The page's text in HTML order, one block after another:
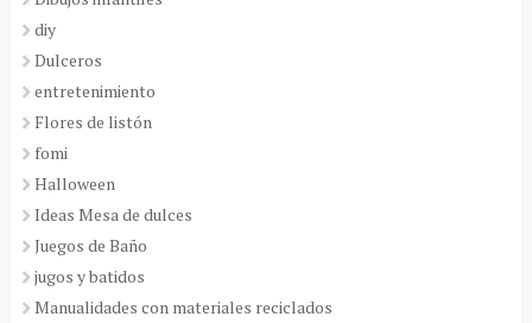
diy
Dulceros
entretenimiento
Flores de listón
fomi
Halloween
Ideas Mesa de dulces
Juegos de Baño
jugos y batidos
Manualidades con materiales reciclados